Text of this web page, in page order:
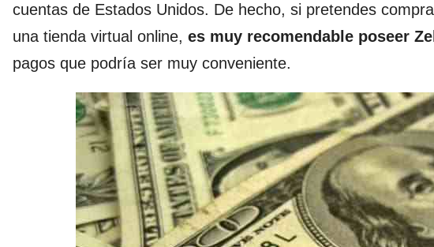
cuentas de Estados Unidos. De hecho, si pretendes
una tienda virtual online, es muy recomendable poseer
pagos que podría ser muy conveniente.